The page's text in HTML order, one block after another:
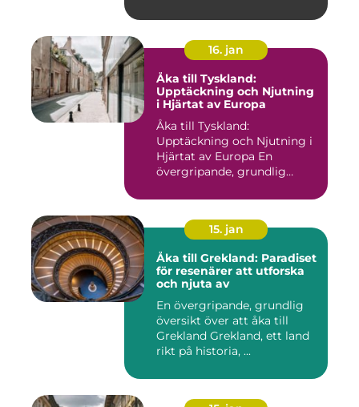
16. jan
Åka till Tyskland:
Upptäckning och Njutning
i Hjärtat av Europa
Åka till Tyskland:
Upptäckning och Njutning i
Hjärtat av Europa En
övergripande, grundlig
15. jan
Åka till Grekland: Paradiset
för resenärer att utforska
och njuta av
En övergripande, grundlig
översikt över att åka till
Grekland Grekland, ett land
rikt på historia, ...